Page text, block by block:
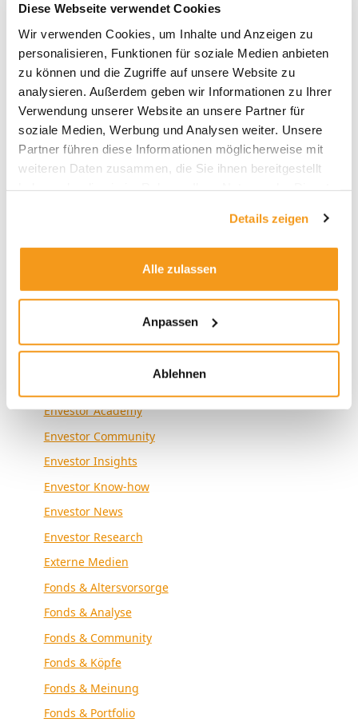
Diese Webseite verwendet Cookies
Wir verwenden Cookies, um Inhalte und Anzeigen zu
personalisieren, Funktionen für soziale Medien anbieten
zu können und die Zugriffe auf unsere Website zu
analysieren. Außerdem geben wir Informationen zu Ihrer
Verwendung unserer Website an unsere Partner für
soziale Medien, Werbung und Analysen weiter. Unsere
Partner führen diese Informationen möglicherweise mit
weiteren Daten zusammen, die Sie ihnen bereitgestellt
Details zeigen
Alle zulassen
Anpassen
Ablehnen
Archive
2026
2025
2024
2023
2022
2021
2018
Kategorien
Envestor Academy
Envestor Community
Envestor Insights
Envestor Know-how
Envestor News
Envestor Research
Externe Medien
Fonds & Altersvorsorge
Fonds & Analyse
Fonds & Community
Fonds & Köpfe
Fonds & Meinung
Fonds & Portfolio